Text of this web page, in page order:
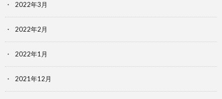
2022年3月
2022年2月
2022年1月
2021年12月